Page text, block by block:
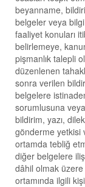
beyanname,
belgeler veya
faaliyet konuları
belirlemeye,
pişmanlık talepli
düzenlenen
sonra verilen
belgelere
sorumlusuna
bildirim, yazı,
gönderme yetkisi
ortamda tebliğ
diğer belgelere
dâhil olmak
ortamında ilgili